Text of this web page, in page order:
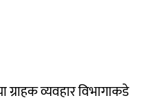
व्यवहार विभागाकडे